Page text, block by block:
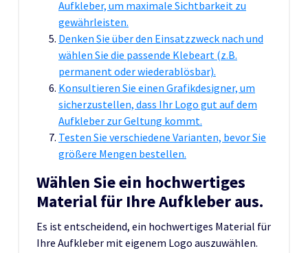
Aufkleber, um maximale Sichtbarkeit zu
gewährleisten.
Denken Sie über den Einsatzzweck nach und
wählen Sie die passende Klebeart (z.B.
permanent oder wiederablösbar).
Konsultieren Sie einen Grafikdesigner, um
sicherzustellen, dass Ihr Logo gut auf dem
Aufkleber zur Geltung kommt.
Testen Sie verschiedene Varianten, bevor Sie
größere Mengen bestellen.
Wählen Sie ein hochwertiges
Material für Ihre Aufkleber aus.
Es ist entscheidend, ein hochwertiges Material für
Ihre Aufkleber mit eigenem Logo auszuwählen.